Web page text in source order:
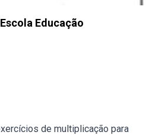
Educação
de multiplicação para